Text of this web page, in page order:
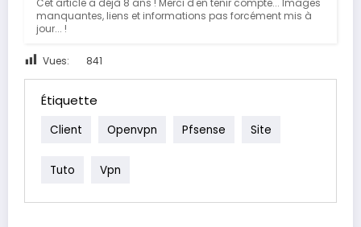
manquantes, liens et informations pas forcément mis à
jour... !
Vues: 841
Étiquette
Client Openvpn Pfsense Site
Tuto Vpn